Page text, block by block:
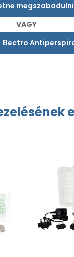
VAGY
Electro